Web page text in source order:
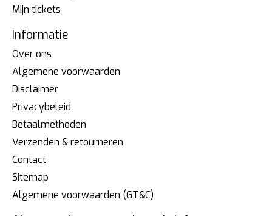
Mijn tickets
Informatie
Over ons
Algemene voorwaarden
Disclaimer
Privacybeleid
Betaalmethoden
Verzenden & retourneren
Contact
Sitemap
Algemene voorwaarden (GT&C)